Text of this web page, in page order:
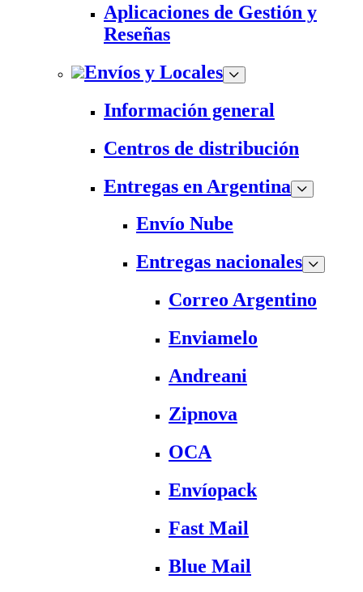
Aplicaciones de Gestión y
Reseñas
Envíos y Locales
Información general
Centros de distribución
Entregas en Argentina
Envío Nube
Entregas nacionales
Correo Argentino
Enviamelo
Andreani
Zipnova
OCA
Envíopack
Fast Mail
Blue Mail